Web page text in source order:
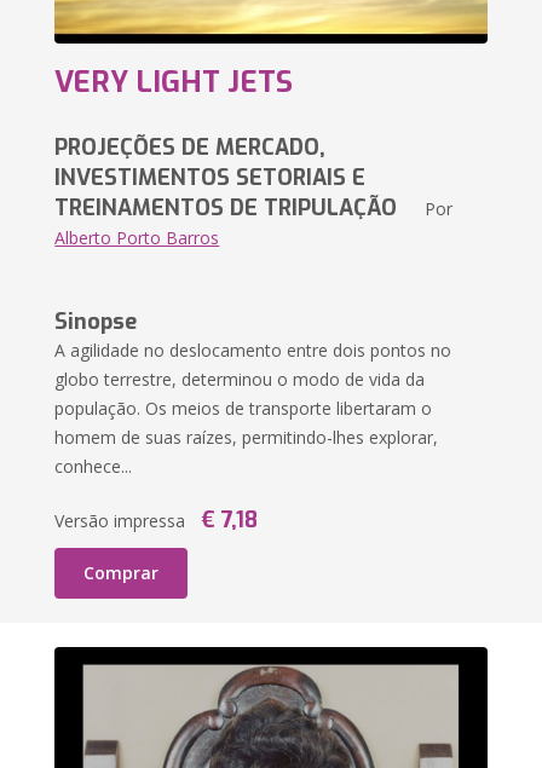
VERY LIGHT JETS
PROJEÇÕES DE MERCADO,
INVESTIMENTOS SETORIAIS E
TREINAMENTOS DE TRIPULAÇÃO
Por
Alberto Porto Barros
Sinopse
A agilidade no deslocamento entre dois pontos no
globo terrestre, determinou o modo de vida da
população. Os meios de transporte libertaram o
homem de suas raízes, permitindo-lhes explorar,
conhece...
Versão impressa € 7,18
Comprar